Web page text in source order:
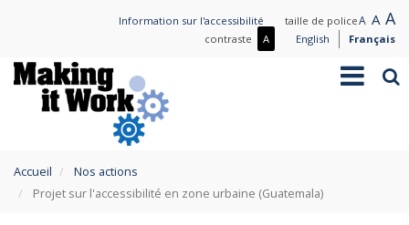
principal
Information sur l'accessibilité taille de policeA Small
text
A
text
A
contraste APlus
English Français
Toggle
are
here
Accueil
Nos actions
Projet sur l'accessibilité en zone urbaine (Guatemala)